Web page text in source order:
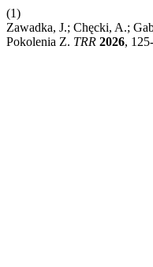
(1)
Zawadka, J.; Chęcki, A.;
Pokolenia Z. TRR 2026,